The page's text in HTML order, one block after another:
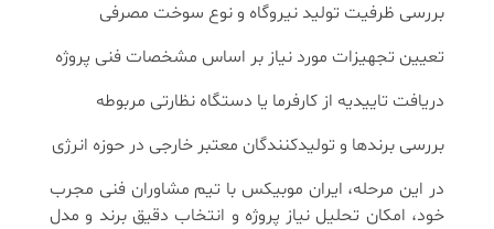
بررسی ظرفیت تولید نیروگاه و نوع سوخت مصرفی
تعیین تجهیزات مورد نیاز بر اساس مشخصات فنی پروژه
دریافت تاییدیه از کارفرما یا دستگاه نظارتی مربوطه
بررسی برندها و تولیدکنندگان معتبر خارجی در حوزه انرژی
در این مرحله، ایران موبیکس با تیم مشاوران فنی مجرب
خود، امکان تحلیل نیاز پروژه و انتخاب دقیق برند و مدل